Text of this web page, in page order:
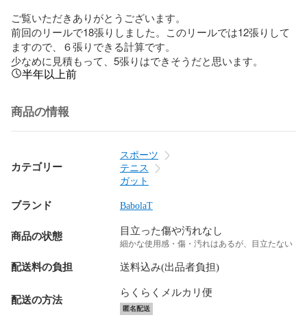
ご覧いただきありがとうございます。
前回のリールで18張りしました。このリールでは12張りして
ますので、６張りできる計算です。
少なめに見積もって、5張りはできそうだと思います。
半年以上前
商品の情報
カテゴリー
スポーツ
テニス
ガット
ブランド BabolaT
商品の状態 目立った傷や汚れなし
細かな使用感・傷・汚れはあるが、目立たない
配送料の負担 送料込み(出品者負担)
配送の方法
らくらくメルカリ便
匿名配送